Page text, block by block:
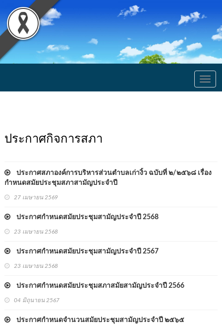
ประกาศกิจการสภา
ประกาศสภาองค์การบริหารส่วนตำบลเก่างิ้ว ฉบับที่ ๒/๒๕๖๘ เรื่อง
กำหนดสมัยประชุมสภาสามัญประจำปี
27 เมษายน 2569
ประกาศกำหนดสมัยประชุมสามัญประจำปี 2568
23 เมษายน 2568
ประกาศกำหนดสมัยประชุมสามัญประจำปี 2567
23 เมษายน 2568
ประกาศกำหนดสมัยประชุมสภาสมัยสามัญประจำปี 2566
04 มิถุนายน 2567
ประกาศกำหนดจำนวนสมัยประชุมสามัญประจำปี ๒๕๖๕